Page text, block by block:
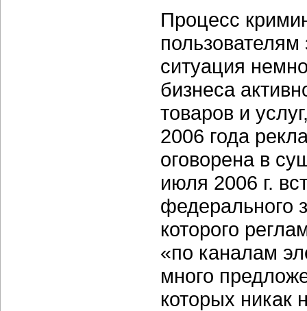
Процесс
ситуация
бизнеса
товаров и
2006 года
оговорена в
июля 2006 г.
федерального
которого
«по каналам
много
которых никак